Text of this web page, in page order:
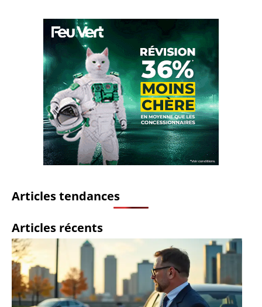
Articles tendances
Articles récents